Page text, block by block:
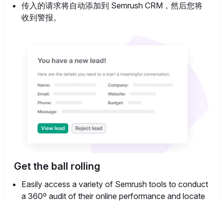
传入的请求将自动添加到 Semrush CRM，然后您将
收到警报。
Get the ball rolling
Easily access a variety of Semrush tools to conduct
a 360º audit of their online performance and locate